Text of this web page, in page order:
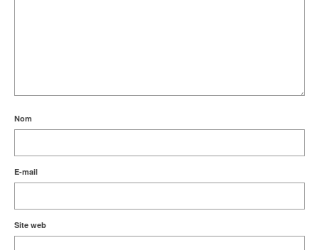
Nom
E-mail
Site web